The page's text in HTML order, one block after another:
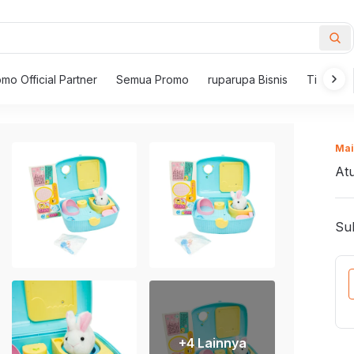
yang bikin rumah makin nyaman,
bersih, dan tertata
Pahlawan
Kebersihan
Pahlawan
Berlengan
dan Bangku
Kantor
Furnitur Outdoor
Kursi Outdoor
Payung Taman dan Gazebo
Meja Taman
Lampu
Meja
Meja
Meja
Official Partner Semua Promo ruparupa Bisnis Tips
+4Lainnya